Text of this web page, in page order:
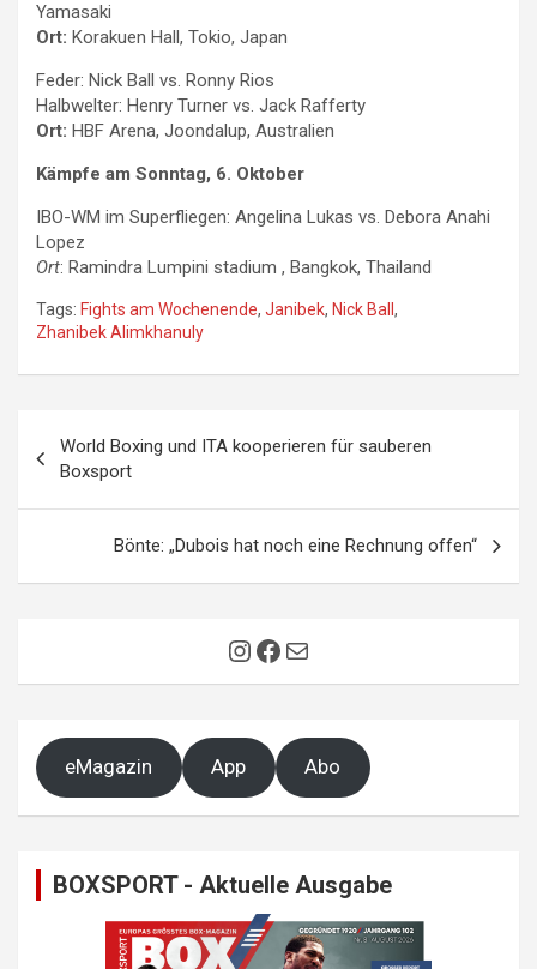
Yamasaki
Ort: Korakuen Hall, Tokio, Japan
Feder: Nick Ball vs. Ronny Rios
Halbwelter: Henry Turner vs. Jack Rafferty
Ort: HBF Arena, Joondalup, Australien
Kämpfe am Sonntag, 6. Oktober
IBO-WM im Superfliegen: Angelina Lukas vs. Debora Anahi
Lopez
Ort: Ramindra Lumpini stadium , Bangkok, Thailand
Tags: Fights am Wochenende, Janibek, Nick Ball ,
Zhanibek Alimkhanuly
World Boxing und ITA kooperieren für sauberen
Boxsport
Bönte: „Dubois hat noch eine Rechnung offen“
Instagram
Facebook
E-Mail
eMagazin App Abo
BOXSPORT - Aktuelle Ausgabe